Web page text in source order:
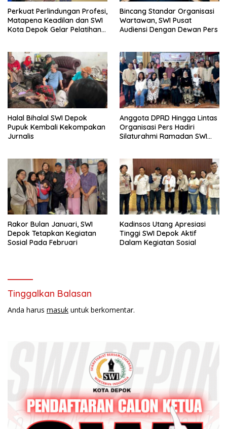
Perkuat Perlindungan Profesi,
Matapena Keadilan dan SWI
Kota Depok Gelar Pelatihan
Bincang Standar Organisasi
Wartawan, SWI Pusat
Audiensi Dengan Dewan Pers
Halal Bihalal SWI Depok
Pupuk Kembali Kekompakan
Jurnalis
Anggota DPRD Hingga Lintas
Organisasi Pers Hadiri
Silaturahmi Ramadan SWI
Rakor Bulan Januari, SWI
Depok Tetapkan Kegiatan
Sosial Pada Februari
Kadinsos Utang Apresiasi
Tinggi SWI Depok Aktif
Dalam Kegiatan Sosial
Tinggalkan Balasan
Anda harus masuk untuk berkomentar.